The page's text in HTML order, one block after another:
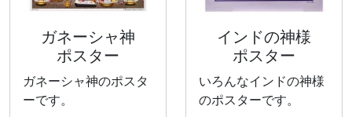
ガネーシャ神
ポスター
ガネーシャ神のポスタ
ーです。
インドの神様
ポスター
いろんなインドの神様
のポスターです。